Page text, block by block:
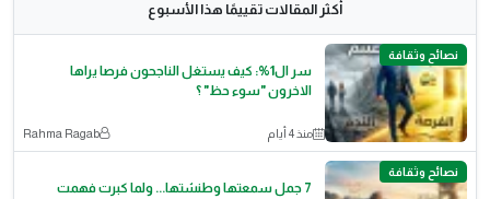
أكثر المقالات تقييمًا هذا الأسبوع
نصائح وثقافة
سر ال1%: كيف يستغل الناجحون فرصا يراها
الاخرون "سوء حظ" ؟
منذ 4 أيام Rahma Ragab
نصائح وثقافة
7 جمل سمعتها وطنشتها... ولما كبرت فهمت